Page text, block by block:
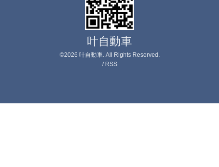
叶自動車
©2026 叶自動車. All Rights Reserved.
/ RSS